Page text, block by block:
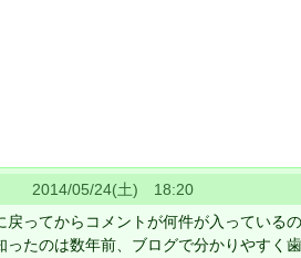
2014/05/24(土) 18:20
ってからコメントが何件が入っているの
ったのは数年前、ブログで分かりやすく